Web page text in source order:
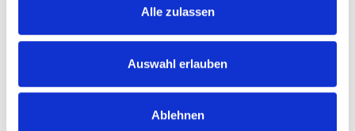
Alle zulassen
Auswahl erlauben
Ablehnen
6 Flaschen 0,75 l Gallo
Family Vineyards,
Kalifornien